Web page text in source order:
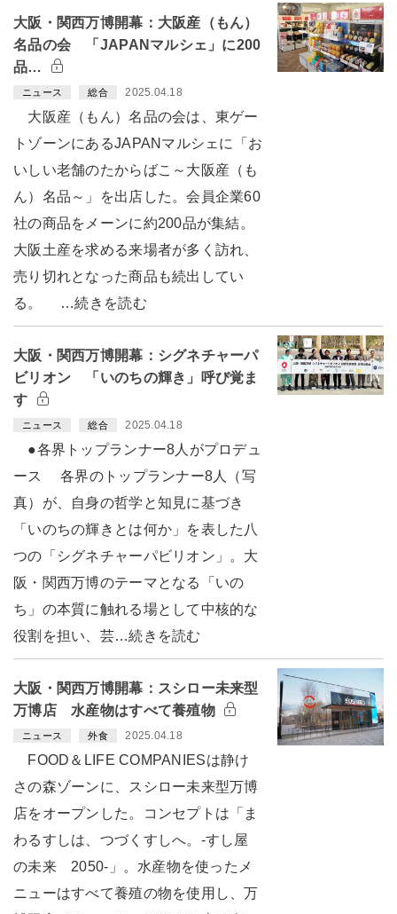
大阪・関西万博開幕：大阪産（もん）
名品の会 「JAPANマルシェ」に200
品…
ニュース 総合 2025.04.18
大阪産（もん）名品の会は、東ゲー
トゾーンにあるJAPANマルシェに「お
いしい老舗のたからばこ～大阪産（も
ん）名品～」を出店した。会員企業60
社の商品をメーンに約200品が集結。
大阪土産を求める来場者が多く訪れ、
売り切れとなった商品も続出してい
る。 …続きを読む
大阪・関西万博開幕：シグネチャーパ
ビリオン 「いのちの輝き」呼び覚ま
す
ニュース 総合 2025.04.18
●各界トップランナー8人がプロデュ
ース 各界のトップランナー8人（写
真）が、自身の哲学と知見に基づき
「いのちの輝きとは何か」を表した八
つの「シグネチャーパビリオン」。大
阪・関西万博のテーマとなる「いの
ち」の本質に触れる場として中核的な
役割を担い、芸…続きを読む
大阪・関西万博開幕：スシロー未来型
万博店 水産物はすべて養殖物
ニュース 外食 2025.04.18
FOOD＆LIFE COMPANIESは静け
さの森ゾーンに、スシロー未来型万博
店をオープンした。コンセプトは「ま
わるすしは、つづくすしへ。-すし屋
の未来 2050-」。水産物を使ったメ
ニューはすべて養殖の物を使用し、万